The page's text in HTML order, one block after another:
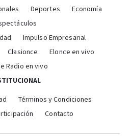
Deportes
Economía
Impulso Empresarial
Clasionce
Elonce en vivo
Radio en vivo
Términos y Condiciones
Contacto